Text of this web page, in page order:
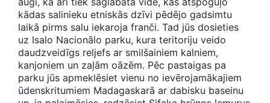
kādas salinieku etniskās dzīvi pēdējo gadsimtu
laikā pirms salu iekaroja franči. Tad jūs dosieties
uz Isalo Nacionālo parku, kura teritoriju veido
daudzveidīgs reljefs ar smilšainiem kalniem,
kanjoniem un zaļām oāzēm. Pēc pastaigas pa
parku jūs apmeklēsiet vienu no ievērojamākajiem
ūdenskritumiem Madagaskarā ar dabisku baseinu